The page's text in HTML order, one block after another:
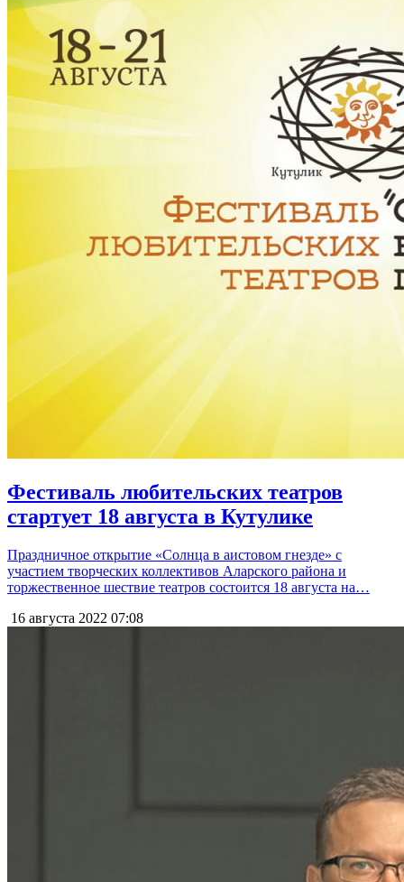
Фестиваль любительских театров
стартует 18 августа в Кутулике
Праздничное открытие «Солнца в аистовом гнезде» с
участием творческих коллективов Аларского района и
торжественное шествие театров состоится 18 августа на…
16 августа 2022 07:08